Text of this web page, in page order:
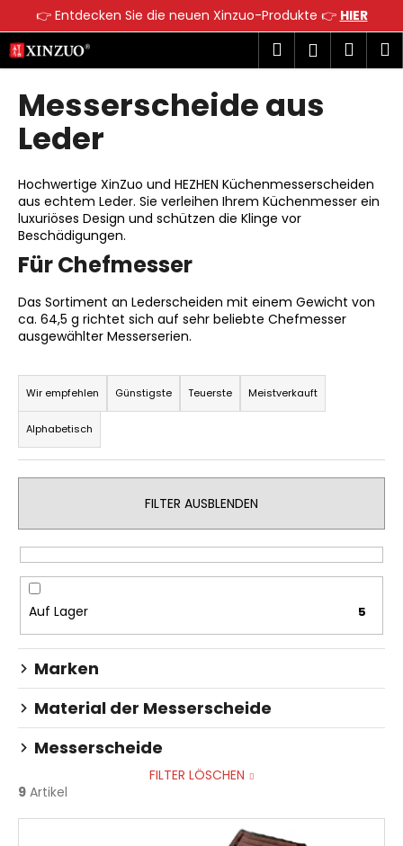
👉 Entdecken Sie die neuen Xinzuo-Produkte 👉 HIER
Zum
Inhalt
springen
Suchen
Login
Messerscheide aus
Leder
Hochwertige XinZuo und HEZHEN Küchenmesserscheiden
aus echtem Leder. Sie verleihen Ihrem Küchenmesser ein
luxuriöses Design und schützen die Klinge vor
Beschädigungen.
Für Chefmesser
Das Sortiment an Lederscheiden mit einem Gewicht von
ca. 64,5 g richtet sich auf sehr beliebte Chefmesser
ausgewählter Messerserien.
P
o
d
u
s
o
r
i
e
r
u
n
g
Wir empfehlen Günstigste Teuerste Meistverkauft
Alphabetisch
FILTER AUSBLENDEN
Auf Lager 5
Marken
Material der Messerscheide
Messerscheide
FILTER LÖSCHEN
9 Artikel
L
a
Zurück
zum
Zurück
zum
W
a
s
u
c
h
e
S
i
?
W
i
m
p
f
e
h
l
e